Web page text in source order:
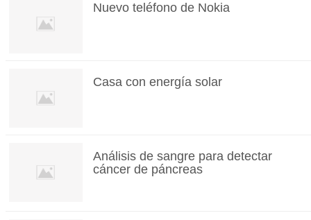
Nuevo teléfono de Nokia
Casa con energía solar
Análisis de sangre para detectar
cáncer de páncreas